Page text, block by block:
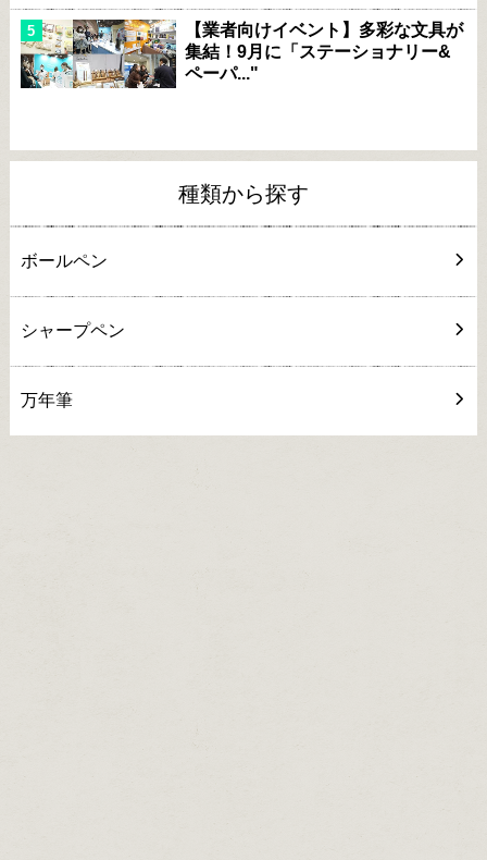
【業者向けイベント】多彩な文具が
集結！9月に「ステーショナリー&
ペーパ..."
種類から探す
ボールペン
シャープペン
万年筆